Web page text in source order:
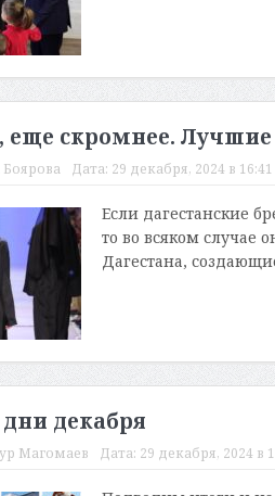
скромнее. Лучшие
Боярова Дата: 29 декабря, 2024 в 16:41
Если дагестанские
то во всяком случае
Дагестана,
декабря
Магомаев Дата: 29 декабря, 2024 в